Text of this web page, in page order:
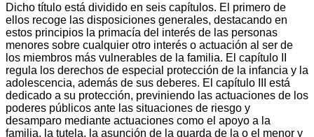
Dicho título está dividido en seis capítulos. El primero de
ellos recoge las disposiciones generales, destacando en
estos principios la primacía del interés de las personas
menores sobre cualquier otro interés o actuación al ser de
los miembros más vulnerables de la familia. El capítulo II
regula los derechos de especial protección de la infancia y la
adolescencia, además de sus deberes. El capítulo III está
dedicado a su protección, previniendo las actuaciones de los
poderes públicos ante las situaciones de riesgo y
desamparo mediante actuaciones como el apoyo a la
familia, la tutela, la asunción de la guarda de la o el menor y